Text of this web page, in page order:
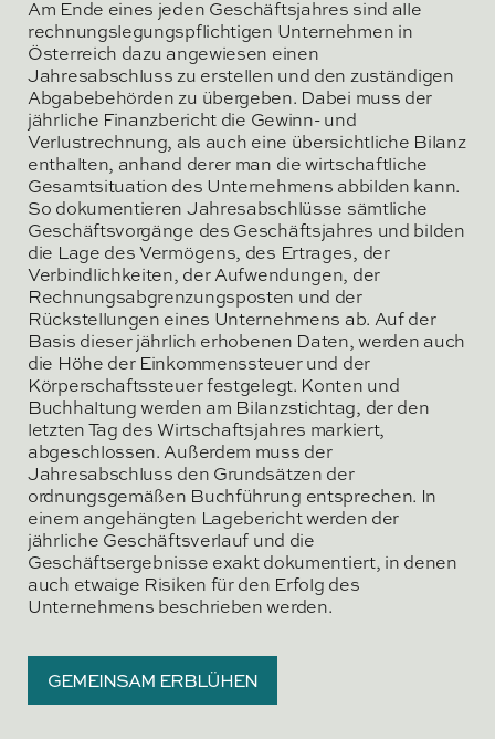
Am Ende eines jeden Geschäftsjahres sind alle
rechnungslegungspflichtigen Unternehmen in
Österreich dazu angewiesen einen
Jahresabschluss zu erstellen und den zuständigen
Abgabebehörden zu übergeben. Dabei muss der
jährliche Finanzbericht die Gewinn- und
Verlustrechnung, als auch eine übersichtliche Bilanz
enthalten, anhand derer man die wirtschaftliche
Gesamtsituation des Unternehmens abbilden kann.
So dokumentieren Jahresabschlüsse sämtliche
Geschäftsvorgänge des Geschäftsjahres und bilden
die Lage des Vermögens, des Ertrages, der
Verbindlichkeiten, der Aufwendungen, der
Rechnungsabgrenzungsposten und der
Rückstellungen eines Unternehmens ab. Auf der
Basis dieser jährlich erhobenen Daten, werden auch
die Höhe der Einkommenssteuer und der
Körperschaftssteuer festgelegt. Konten und
Buchhaltung werden am Bilanzstichtag, der den
letzten Tag des Wirtschaftsjahres markiert,
abgeschlossen. Außerdem muss der
Jahresabschluss den Grundsätzen der
ordnungsgemäßen Buchführung entsprechen. In
einem angehängten Lagebericht werden der
jährliche Geschäftsverlauf und die
Geschäftsergebnisse exakt dokumentiert, in denen
auch etwaige Risiken für den Erfolg des
Unternehmens beschrieben werden.
GEMEINSAM ERBLÜHEN